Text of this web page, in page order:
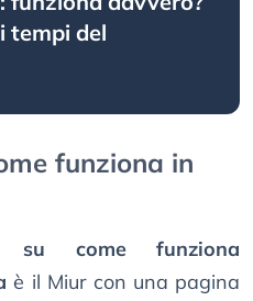
tempi del
funziona in
su come funziona
è il Miur con una pagina